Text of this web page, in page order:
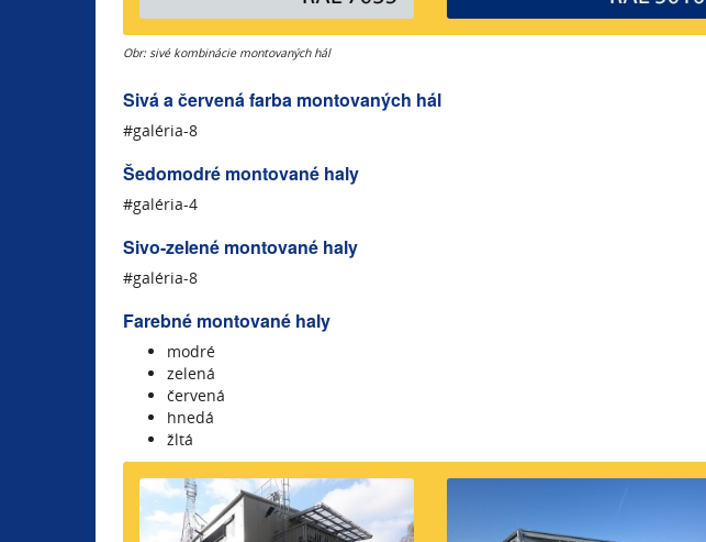
Obr: sivé kombinácie montovaných hál
Sivá a červená farba montovaných hál
#galéria-8
Šedomodré montované haly
#galéria-4
Sivo-zelené montované haly
#galéria-8
Farebné montované haly
modré
zelená
červená
hnedá
žltá